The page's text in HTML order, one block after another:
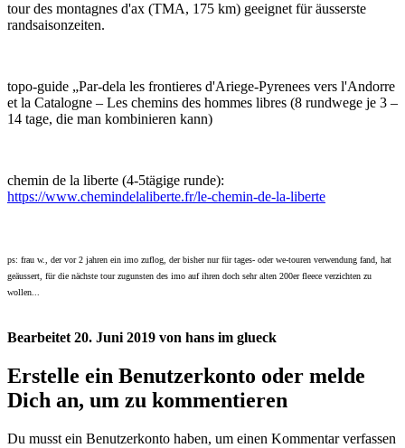
tour des montagnes d'ax (TMA, 175 km) geeignet für äusserste
randsaisonzeiten.
topo-guide „Par-dela les frontieres d'Ariege-Pyrenees vers l'Andorre
et la Catalogne – Les chemins des hommes libres (8 rundwege je 3 –
14 tage, die man kombinieren kann)
chemin de la liberte (4-5tägige runde):
https://www.chemindelaliberte.fr/le-chemin-de-la-liberte
ps: frau w., der vor 2 jahren ein imo zuflog, der bisher nur für tages- oder we-touren verwendung fand, hat
geäussert, für die nächste tour zugunsten des imo auf ihren doch sehr alten 200er fleece verzichten zu
wollen...
Bearbeitet 20. Juni 2019 von hans im glueck
Erstelle ein Benutzerkonto oder melde
Dich an, um zu kommentieren
Du musst ein Benutzerkonto haben, um einen Kommentar verfassen